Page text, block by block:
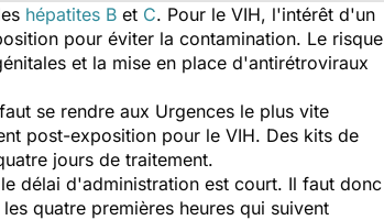
hépatites B et C. Pour le VIH, l'intérêt d'un
pour éviter la contamination. Le risque
et la mise en place d'antirétroviraux
se rendre aux Urgences le plus vite
post-exposition pour le VIH. Des kits de
jours de traitement.
délai d'administration est court. Il faut donc
quatre premières heures qui suivent